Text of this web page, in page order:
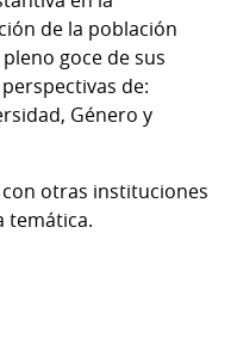
de la población
goce de sus
de:
Género y
otras instituciones
temática.